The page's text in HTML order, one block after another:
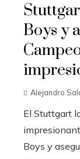
Boys y
Alejandro
El Stuttgart
Boys y